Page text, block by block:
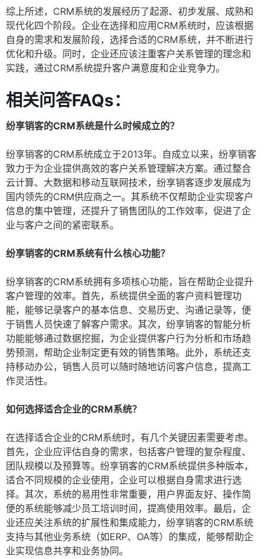
综上所述，CRM系统的发展经历了起源、初步发展、成熟和
现代化四个阶段。企业在选择和应用CRM系统时，应该根据
自身的需求和发展阶段，选择合适的CRM系统，并不断进行
优化和升级。同时，企业还应该注重客户关系管理的理念和
实践，通过CRM系统提升客户满意度和企业竞争力。
相关问答FAQs：
纷享销客的CRM系统是什么时候成立的？
纷享销客的CRM系统成立于2013年。自成立以来，纷享销客
致力于为企业提供高效的客户关系管理解决方案。通过整合
云计算、大数据和移动互联网技术，纷享销客逐步发展成为
国内领先的CRM供应商之一。其系统不仅帮助企业实现客户
信息的集中管理，还提升了销售团队的工作效率，促进了企
业与客户之间的紧密联系。
纷享销客的CRM系统有什么核心功能？
纷享销客的CRM系统拥有多项核心功能，旨在帮助企业提升
客户管理的效率。首先，系统提供全面的客户资料管理功
能，能够记录客户的基本信息、交易历史、沟通记录等，便
于销售人员快速了解客户需求。其次，纷享销客的智能分析
功能能够通过数据挖掘，为企业提供客户行为分析和市场趋
势预测，帮助企业制定更有效的销售策略。此外，系统还支
持移动办公，销售人员可以随时随地访问客户信息，提高工
作灵活性。
如何选择适合企业的CRM系统？
在选择适合企业的CRM系统时，有几个关键因素需要考虑。
首先，企业应评估自身的需求，包括客户管理的复杂程度、
团队规模以及预算等。纷享销客的CRM系统提供多种版本，
适合不同规模的企业使用，企业可以根据自身需求进行选
择。其次，系统的易用性非常重要，用户界面友好、操作简
便的系统能够减少员工培训时间，提高使用效率。最后，企
业还应关注系统的扩展性和集成能力，纷享销客的CRM系统
支持与其他业务系统（如ERP、OA等）的集成，能够帮助企
业实现信息共享和业务协同。